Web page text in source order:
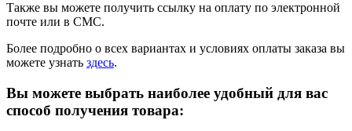
Также вы можете получить ссылку на оплату по электронной
почте или в СМС.
Более подробно о всех вариантах и условиях оплаты заказа вы
можете узнать здесь.
Вы можете выбрать наиболее удобный для вас
способ получения товара: